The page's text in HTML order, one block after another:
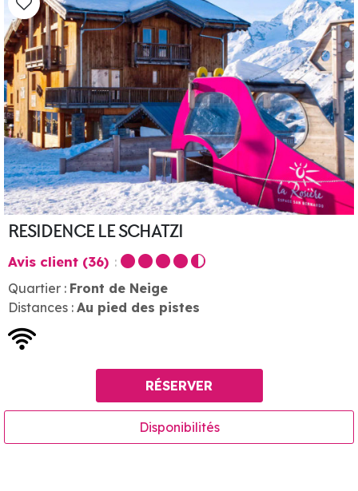
RESIDENCE LE SCHATZI
Avis client (36)
Quartier : Front de Neige
Distances : Au pied des pistes
RÉSERVER
Disponibilités